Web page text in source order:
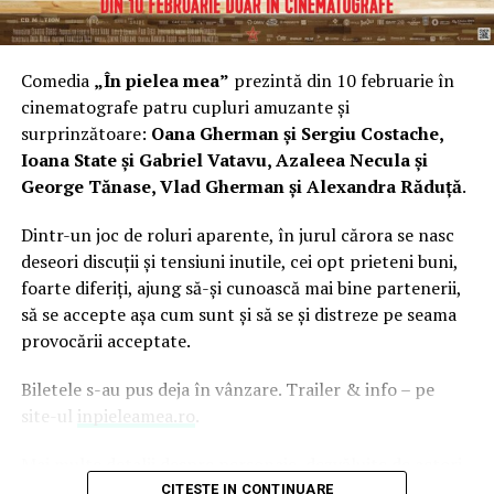
potrivite de studiu.
Quiz-ul gratuit EDMUNDO: Instrument
de
orientare
vocațională disponibil online, oferind
o perspectivă asupra profilului tău educațional.
Testul VIA:Analizează punctele forte ale
personalității tale pentru a identifica domenii de
Quiz-ul 16 Personalities:
Oferă o perspectivă
diferită asupra profilului tău, util în explorarea
opțiunilor de carieră.
Consilier educațional:
specialist care poate explora opțiunile împreună cu
Comedia „În pielea mea” prezintă din 10 februarie în
cinematografe patru cupluri amuzante și
surprinzătoare: Oana Gherman și Sergiu Costache,
Ioana State și Gabriel Vatavu, Azaleea Necula și
George Tănase, Vlad Gherman și Alexandra Răduță.
Dintr-un joc de roluri aparente, în jurul cărora se nasc
deseori discuții și tensiuni inutile, cei opt prieteni buni,
foarte diferiți, ajung să-și cunoască mai bine partenerii,
să se accepte așa cum sunt și să se și distreze pe seama
provocării acceptate.
Biletele s-au pus deja în vânzare. Trailer & info – pe
site-ul inpieleamea.ro
CITESTE IN CONTINUARE